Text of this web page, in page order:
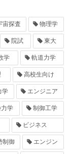
宙探査 物理学
院試 東大
学 軌道力学
高校生向け
学 エンジニア
学 制御工学
ビジネス
制御 エンジン